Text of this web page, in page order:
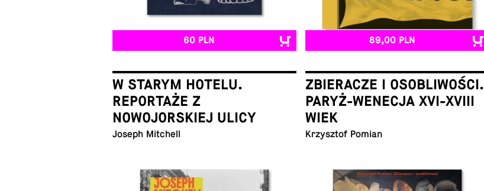
60 PLN 89,00 PLN
W STARYM HOTELU.
REPORTAŻE Z
NOWOJORSKIEJ ULICY
Joseph Mitchell
ZBIERACZE I OSOBLIWOŚCI.
PARYŻ-WENECJA XVI-XVIII
WIEK
Krzysz­tof Pomian